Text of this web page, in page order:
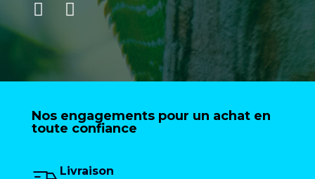
Nos engagements pour un achat en
toute confiance
Livraison